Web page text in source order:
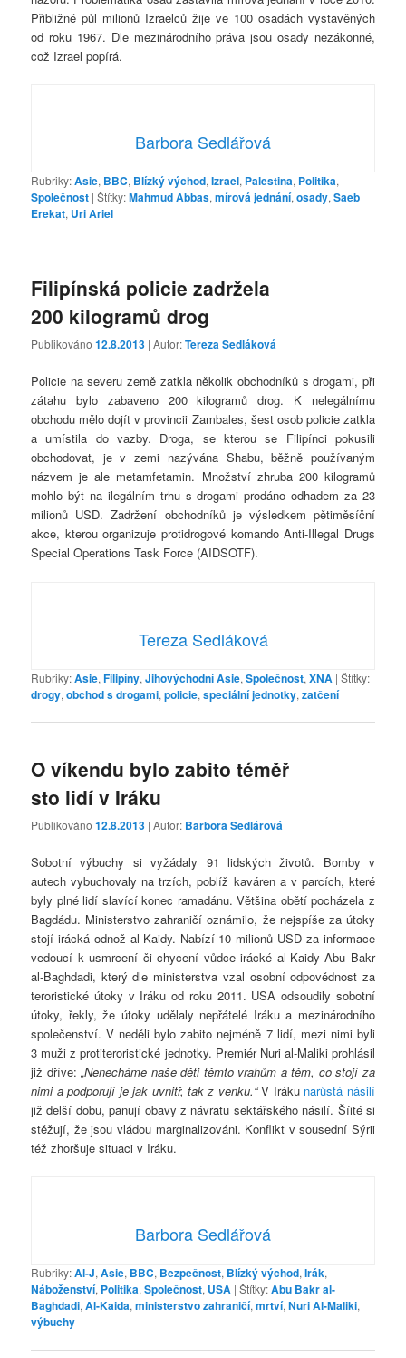
Přibližně půl milionů Izraelců žije ve 100 osadách vystavěných
od roku 1967. Dle mezinárodního práva jsou osady nezákonné,
což Izrael popírá.
Barbora Sedlářová
Rubriky:Asie, BBC, Blízký východ,Izrael, Palestina, Politika,
Společnost |Štítky:Mahmud Abbas,mírová jednání,osady,Saeb
Erekat, Uri Ariel
Filipínská policie zadržela
200 kilogramů drog
Publikováno12.8.2013 | Autor:Tereza Sedláková
Policie na severu země zatkla několik obchodníků s drogami, při
zátahu bylo zabaveno 200 kilogramů drog. K nelegálnímu
obchodu mělo dojít v provincii Zambales, šest osob policie zatkla
a umístila do vazby. Droga, se kterou se Filipínci pokusili
obchodovat, je v zemi nazývána Shabu, běžně používaným
názvem je ale metamfetamin. Množství zhruba 200 kilogramů
mohlo být na ilegálním trhu s drogami prodáno odhadem za 23
milionů USD. Zadržení obchodníků je výsledkem pětiměsíční
akce, kterou organizuje protidrogové komando Anti-Illegal Drugs
Special Operations Task Force (AIDSOTF).
Tereza Sedláková
Rubriky:Asie,Filipíny,Jihovýchodní Asie,Společnost,XNA |Štítky:
drogy,obchod s drogami,policie,speciální jednotky,zatčení
O víkendu bylo zabito téměř
sto lidí v Iráku
Publikováno12.8.2013 | Autor: Barbora Sedlářová
Sobotní výbuchy si vyžádaly 91 lidských životů. Bomby v
autech vybuchovaly na trzích, poblíž kaváren a v parcích, které
byly plné lidí slavící konec ramadánu. Většina obětí pocházela z
Bagdádu. Ministerstvo zahraničí oznámilo, že nejspíše za útoky
stojí irácká odnož al-Kaidy. Nabízí 10 milionů USD za informace
vedoucí k usmrcení či chycení vůdce irácké al-Kaidy Abu Bakr
al-Baghdadi, který dle ministerstva vzal osobní odpovědnost za
teroristické útoky v Iráku od roku 2011. USA odsoudily sobotní
útoky, řekly, že útoky udělaly nepřátelé Iráku a mezinárodního
společenství. V neděli bylo zabito nejméně 7 lidí, mezi nimi byli
3 muži z protiteroristické jednotky. Premiér Nuri al-Maliki prohlásil
již dříve:„Nenecháme naše děti těmto vrahům a těm, co stojí za
nimi a podporují je jak uvnitř, tak z venku.“V Iráku narůstá násilí
již delší dobu, panují obavy z návratu sektářského násilí. Šíité si
stěžují, že jsou vládou marginalizováni. Konflikt v sousední Sýrii
též zhoršuje situaci v Iráku.
Barbora Sedlářová
Rubriky:Al-J,Asie, BBC, Bezpečnost, Blízký východ,Irák,
Náboženství, Politika,Společnost, USA |Štítky:Abu Bakr al-
Baghdadi,Al-Kaida,ministerstvo zahraničí,mrtví,Nuri Al-Maliki,
výbuchy